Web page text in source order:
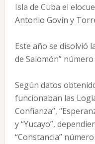
Isla de Cuba el
Antonio Govín y
Este año se disolvió
de Salomón” número
Según datos
funcionaban las
Confianza”,
y “Yucayo”,
“Constancia”